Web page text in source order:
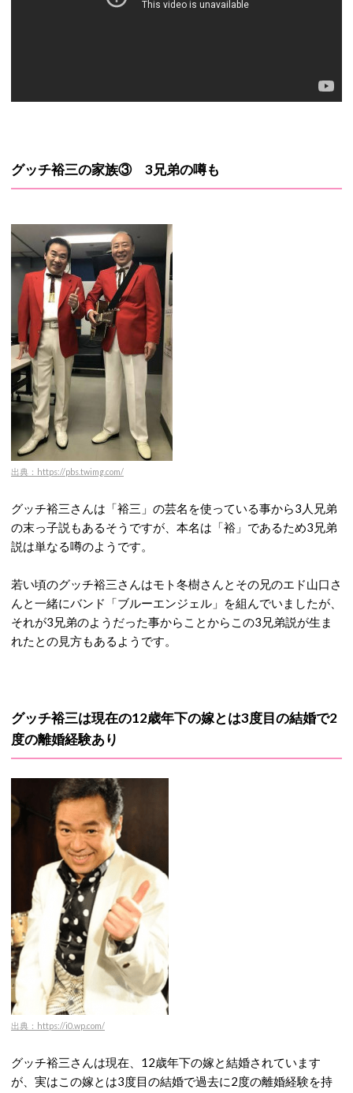
グッチ裕三の家族③ 3兄弟の噂も
出典：https://pbs.twimg.com/
グッチ裕三さんは「裕三」の芸名を使っている事から3人兄弟
の末っ子説もあるそうですが、本名は「裕」であるため3兄弟
説は単なる噂のようです。
若い頃のグッチ裕三さんはモト冬樹さんとその兄のエド山口さ
んと一緒にバンド「ブルーエンジェル」を組んでいましたが、
それが3兄弟のようだった事からことからこの3兄弟説が生ま
れたとの見方もあるようです。
グッチ裕三は現在の12歳年下の嫁とは3度目の結婚で2
度の離婚経験あり
出典：https://i0.wp.com/
グッチ裕三さんは現在、12歳年下の嫁と結婚されています
が、実はこの嫁とは3度目の結婚で過去に2度の離婚経験を持